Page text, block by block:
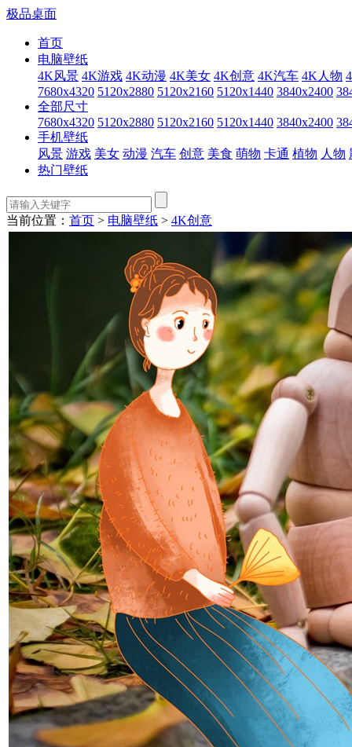
极品桌面
首页
电脑壁纸
4K风景 4K游戏 4K动漫 4K美女 4K创意 4K汽车 4K人物
7680x4320 5120x2880 5120x2160 5120x1440 3840x2400
全部尺寸
7680x4320 5120x2880 5120x2160 5120x1440 3840x2400
手机壁纸
风景 游戏 美女 动漫 汽车 创意 美食 萌物 卡通 植物 人物
热门壁纸
当前位置： 首页 > 电脑壁纸 > 4K创意